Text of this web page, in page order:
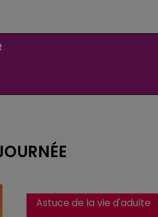
Astuce de la vie d'adulte